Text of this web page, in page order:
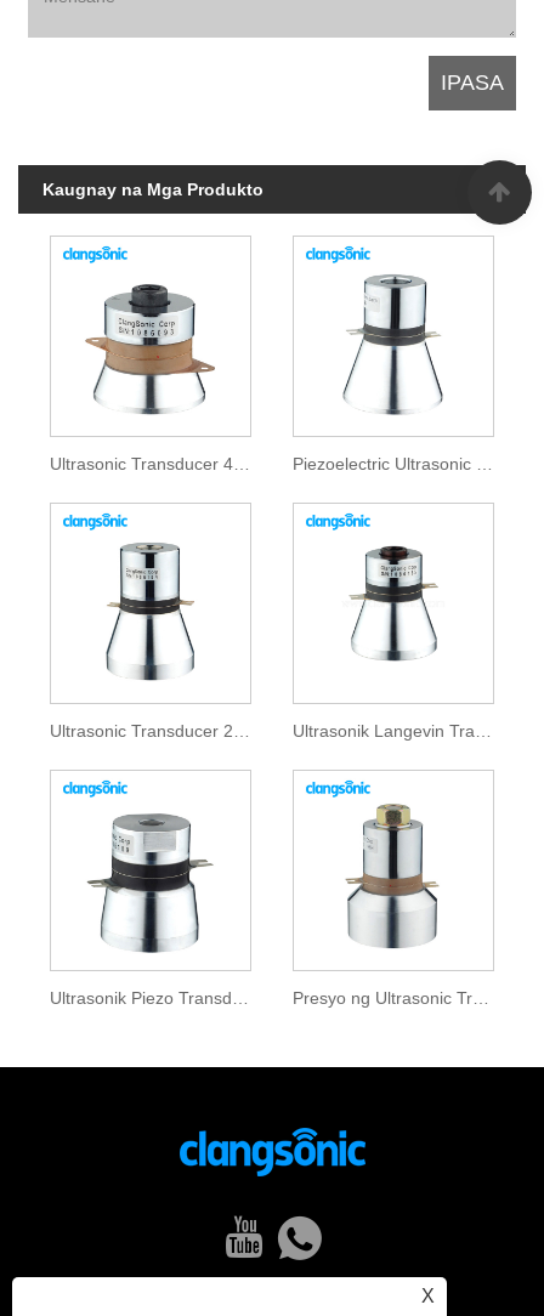
Kaugnay na Mga Produkto
Ultrasonic Transducer 40khz Piezoelectric Ultrasonic Transducer
Ultrasonic Transducer 20khz Ultrasonik Langevin Transducer
X